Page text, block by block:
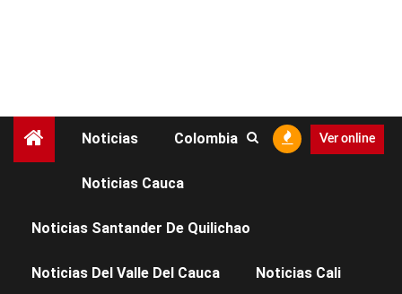
Noticias Colombia
Noticias Cauca
Noticias Santander De Quilichao
Noticias Del Valle Del Cauca Noticias Cali
Ver online